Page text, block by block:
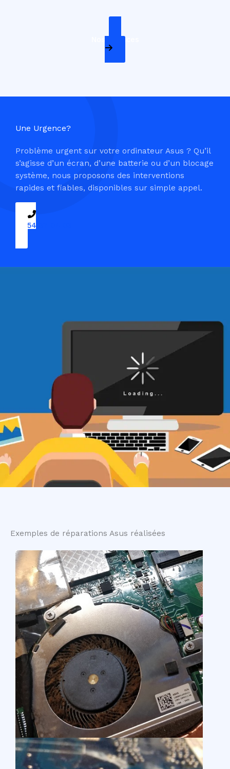
Nos Services
Une Urgence?
Problème urgent sur votre ordinateur Asus ? Qu’il
s’agisse d’un écran, d’une batterie ou d’un blocage
système, nous proposons des interventions
rapides et fiables, disponibles sur simple appel.
09 54 37 04 03
Exemples de réparations Asus réalisées